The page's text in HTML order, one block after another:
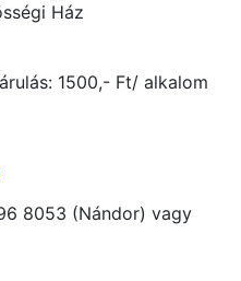
Ház
1500,- Ft/ alkalom
8053 (Nándor) vagy